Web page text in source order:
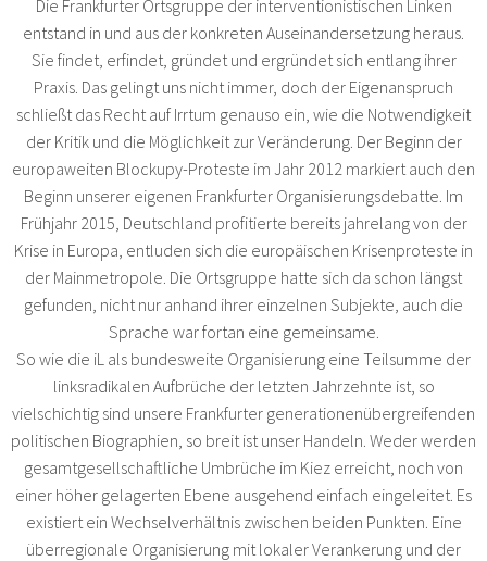
Die Frankfurter Ortsgruppe der interventionistischen Linken
entstand in und aus der konkreten Auseinandersetzung heraus.
Sie findet, erfindet, gründet und ergründet sich entlang ihrer
Praxis. Das gelingt uns nicht immer, doch der Eigenanspruch
schließt das Recht auf Irrtum genauso ein, wie die Notwendigkeit
der Kritik und die Möglichkeit zur Veränderung. Der Beginn der
europaweiten Blockupy-Proteste im Jahr 2012 markiert auch den
Beginn unserer eigenen Frankfurter Organisierungsdebatte. Im
Frühjahr 2015, Deutschland profitierte bereits jahrelang von der
Krise in Europa, entluden sich die europäischen Krisenproteste in
der Mainmetropole. Die Ortsgruppe hatte sich da schon längst
gefunden, nicht nur anhand ihrer einzelnen Subjekte, auch die
Sprache war fortan eine gemeinsame.
So wie die iL als bundesweite Organisierung eine Teilsumme der
linksradikalen Aufbrüche der letzten Jahrzehnte ist, so
vielschichtig sind unsere Frankfurter generationenübergreifenden
politischen Biographien, so breit ist unser Handeln. Weder werden
gesamtgesellschaftliche Umbrüche im Kiez erreicht, noch von
einer höher gelagerten Ebene ausgehend einfach eingeleitet. Es
existiert ein Wechselverhältnis zwischen beiden Punkten. Eine
überregionale Organisierung mit lokaler Verankerung und der